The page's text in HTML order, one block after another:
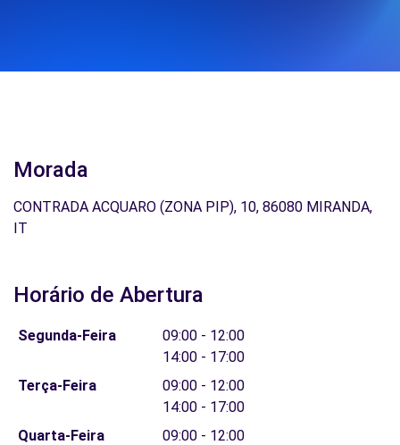
Morada
CONTRADA ACQUARO (ZONA PIP), 10, 86080 MIRANDA,
IT
Horário de Abertura
Segunda-Feira
09:00 - 12:00
14:00 - 17:00
Terça-Feira
09:00 - 12:00
14:00 - 17:00
Quarta-Feira
09:00 - 12:00